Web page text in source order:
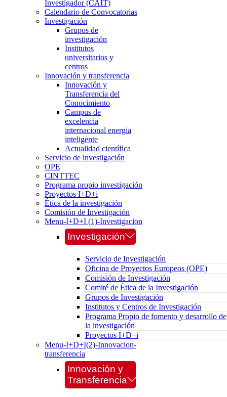
Investigador (CAIT)
Calendario de Convocatorias
Investigación
Grupos de
investigación
Institutos
universitarios y
centros
Innovación y transferencia
Innovación y
Transferencia del
Conocimiento
Campus de
excelencia
internacional energia
inteligente
Actualidad científica
Servicio de investigación
OPE
CINTTEC
Programa propio investigación
Proyectos I+D+i
Ética de la investigación
Comisión de Investigación
Menu-I+D+I (1)-Investigacion
Investigación
Servicio de Investigación
Oficina de Proyectos Europeos (OPE)
Comisión de Investigación
Comité de Ética de la Investigación
Grupos de Investigación
Institutos y Centros de Investigación
Programa Propio de fomento y desarrollo de
la investigación
Proyectos I+D+i
Menu-I+D+I(2)-Innovacion-
transferencia
Innovación y
Transferencia